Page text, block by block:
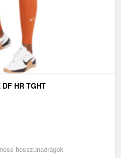
DF HR TGHT
hosszúnadrágok